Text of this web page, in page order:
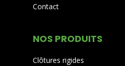
Contact
NOS PRODUITS
Clôtures rigides